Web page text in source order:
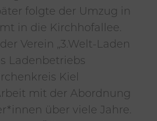
folgte der Umzug in
in die Kirchhofallee.
Verein „3.Welt-Laden
Ladenbetriebs
Kiel
mit der Abordnung
über viele Jahre.